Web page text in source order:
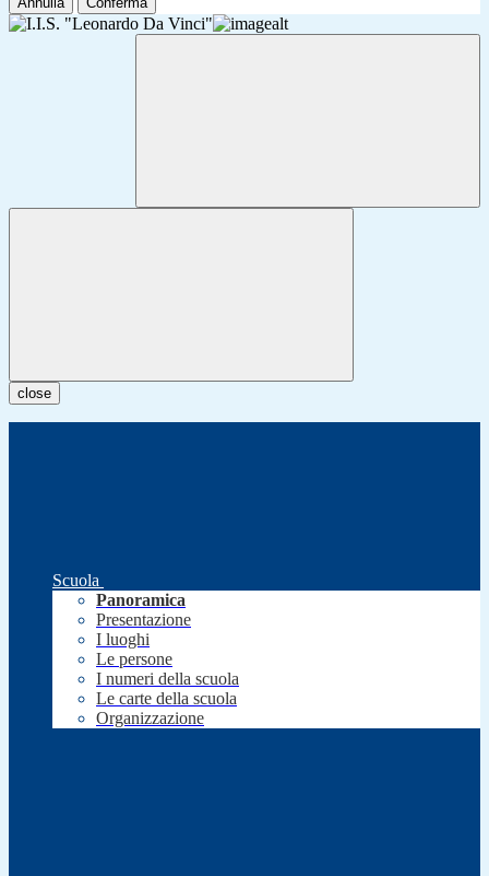
close
Scuola
Panoramica
Presentazione
I luoghi
Le persone
I numeri della scuola
Le carte della scuola
Organizzazione